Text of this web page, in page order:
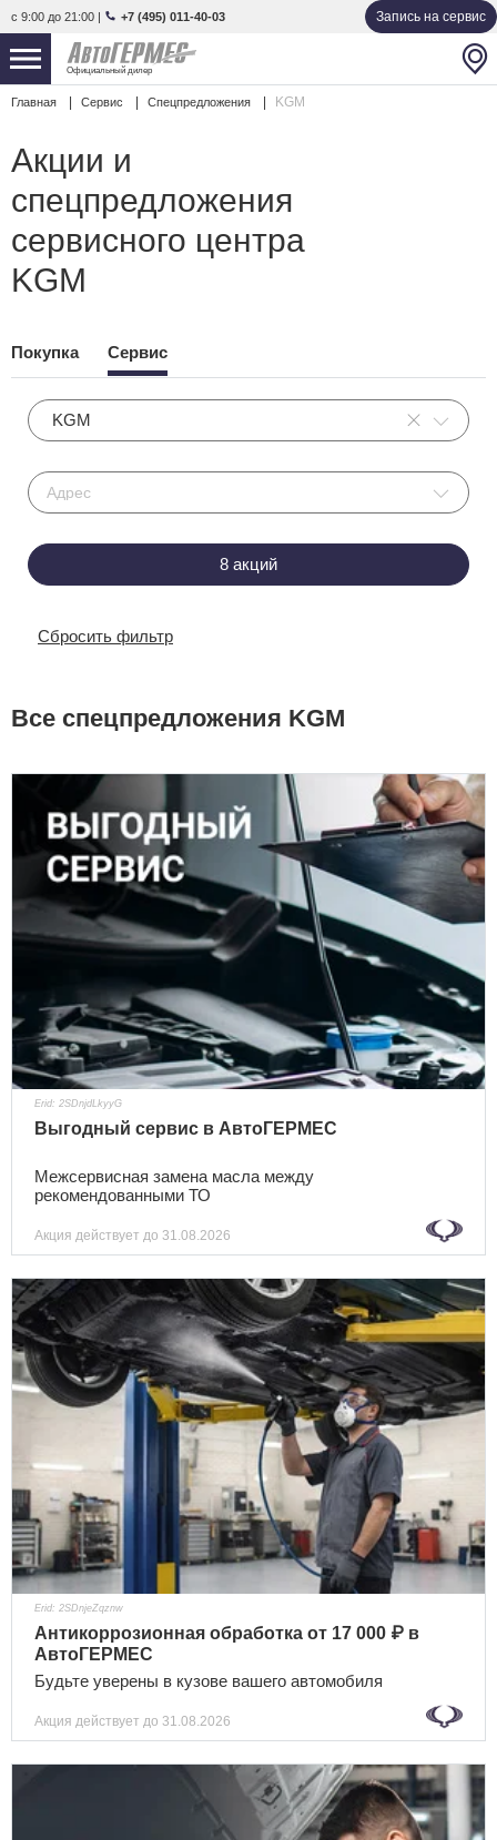
с 9:00 до 21:00 | +7 (495) 011-40-03 Запись на сервис
Официальный дилер
НОВЫЕ АВТОМОБИЛИ 4808 авто
С ПРОБЕГОМ
СЕРВИС
УСЛУГИ
О КОМПАНИИ
КОНТАКТЫ
Избранное
Личный кабинет
Главная Сервис Спецпредложения KGM
Акции и
спецпредложения
сервисного центра
KGM
Покупка Сервис
KGM
Адрес
Сбросить фильтр
Все спецпредложения KGM
Erid: 2SDnjdLkyyG
Выгодный сервис в АвтоГЕРМЕС
Межсервисная замена масла между
рекомендованными ТО
Акция действует до 31.08.2026
Erid: 2SDnjeZqznw
Антикоррозионная обработка от 17 000 ₽ в
АвтоГЕРМЕС
Будьте уверены в кузове вашего автомобиля
Акция действует до 31.08.2026